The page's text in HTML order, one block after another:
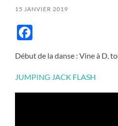
15 JANVIER 2019
Début de la danse : Vine à D,
JUMPING JACK FLASH